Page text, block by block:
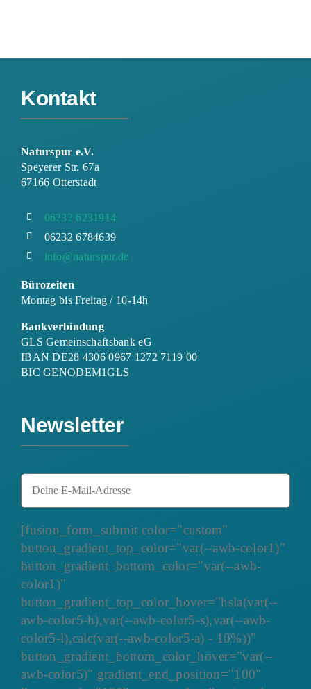
Kontakt
Naturspur e.V.
Speyerer Str. 67a
67166 Otterstadt
06232 6231914
06232 6784639
info@naturspur.de
Bürozeiten
Montag bis Freitag / 10-14h
Bankverbindung
GLS Gemeinschaftsbank eG
IBAN DE28 4306 0967 1272 7119 00
BIC GENODEM1GLS
Newsletter
[fusion_form_submit color="custom"
button_gradient_top_color="var(--awb-color1)"
button_gradient_bottom_color="var(--awb-
color1)"
button_gradient_top_color_hover="hsla(var(--
awb-color5-h),var(--awb-color5-s),var(--awb-
color5-l),calc(var(--awb-color5-a) - 10%))"
button_gradient_bottom_color_hover="var(--
awb-color5)" gradient_end_position="100"